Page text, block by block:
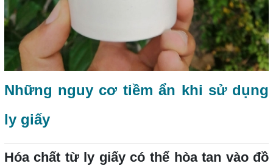
Những nguy cơ tiềm ẩn khi sử dụng
ly giấy
Hóa chất từ ly giấy có thể hòa tan vào đồ